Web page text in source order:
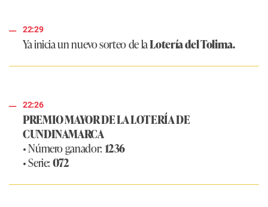
22:29
Ya inicia un nuevo sorteo de laLotería del Tolima.
22:26
PREMIO MAYOR DE LA LOTERÍA DE
CUNDINAMARCA
• Número ganador:1236
• Serie:072